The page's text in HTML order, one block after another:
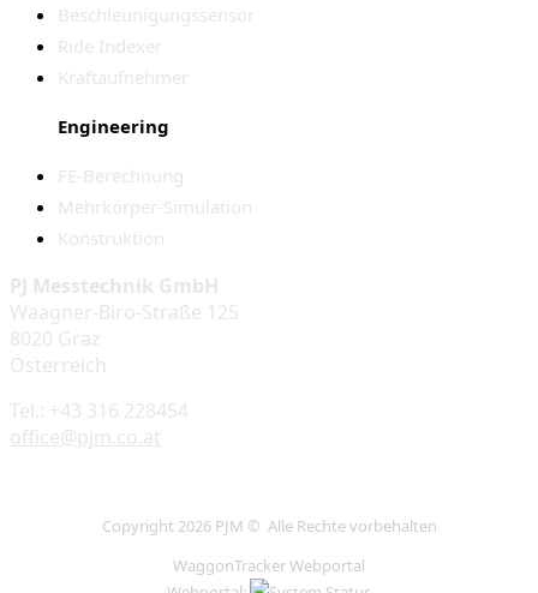
Beschleunigungssensor
Ride Indexer
Kraftaufnehmer
Engineering
FE-Berechnung
Mehrkörper-Simulation
Konstruktion
PJ Messtechnik GmbH
Waagner-Biro-Straße 125
8020 Graz
Österreich
Tel.: +43 316 228454
office@pjm.co.at
Copyright 2026 PJM © Alle Rechte vorbehalten
WaggonTracker Webportal